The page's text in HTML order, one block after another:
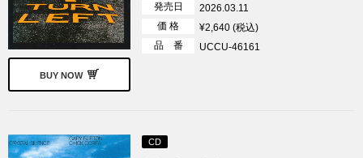
BUY NOW
発売日
2026.03.11
価 格
¥2,640 (税込)
品 番
UCCU-46161
CD